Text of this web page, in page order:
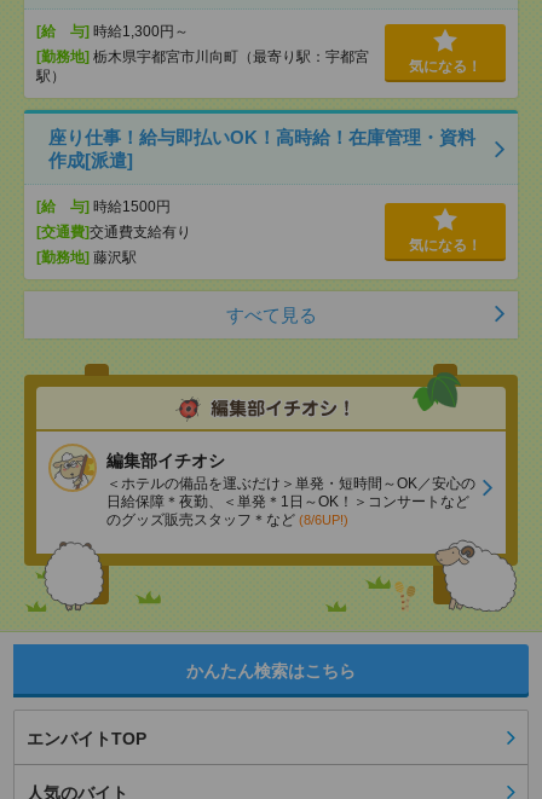
[給 与] 時給1,300円～
[勤務地] 栃木県宇都宮市川向町（最寄り駅：宇都宮
駅）
気になる！
座り仕事！給与即払いOK！高時給！在庫管理・資料
作成[派遣]
[給 与] 時給1500円
[交通費]交通費支給有り
[勤務地] 藤沢駅
気になる！
すべて見る
編集部イチオシ
＜ホテルの備品を運ぶだけ＞単発・短時間～OK／安心の
日給保障＊夜勤、＜単発＊1日～OK！＞コンサートなど
のグッズ販売スタッフ＊など (8/6UP!)
かんたん検索はこちら
エンバイトTOP
人気のバイト